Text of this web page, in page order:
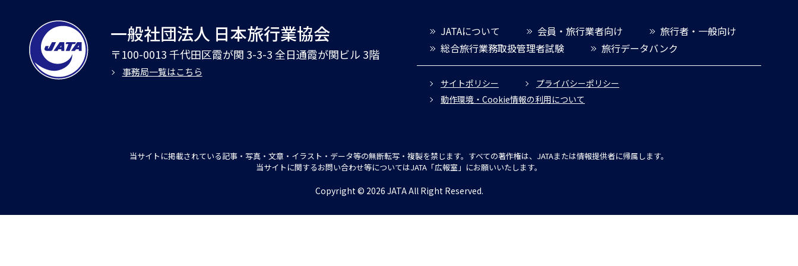
一般社団法人 日本旅行業協会
〒100-0013 千代田区霞が関 3-3-3 全日通霞が関ビル 3階
事務局一覧はこちら
JATAについて 会員・旅行業者向け
旅行者・一般向け
総合旅行業務取扱管理者試験
旅行データバンク
サイトポリシー
プライバシーポリシー
動作環境・Cookie情報の利用について
当サイトに掲載されている記事・写真・文章・イラスト・データ等の無断転写・複製を禁じます。すべての著作権は、JATAまたは情報提供者に帰属します。
当サイトに関するお問い合わせ等についてはJATA「広報室」にお願いいたします。
Copyright © 2026 JATA All Right Reserved.